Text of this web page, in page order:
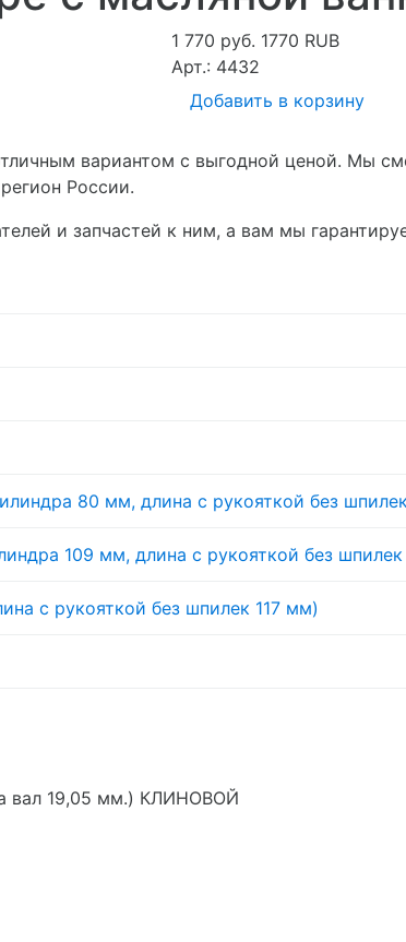
1 770 руб. 1770 RUB
Арт.: 4432
Добавить в корзину
вариантом с выгодной ценой. Мы
России.
и запчастей к ним, а вам мы
80 мм, длина с рукояткой без
109 мм, длина с рукояткой без
с рукояткой без шпилек 117 мм)
вал 19,05 мм.) КЛИНОВОЙ